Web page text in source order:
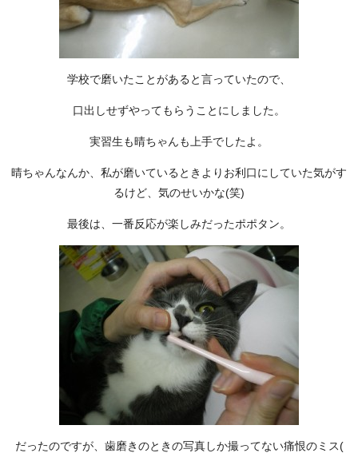
学校で磨いたことがあると言っていたので、
口出しせずやってもらうことにしました。
実習生も晴ちゃんも上手でしたよ。
晴ちゃんなんか、私が磨いているときよりお利口にしていた気がす
るけど、気のせいかな(笑)
最後は、一番反応が楽しみだったポポタン。
だったのですが、歯磨きのときの写真しか撮ってない痛恨のミス(